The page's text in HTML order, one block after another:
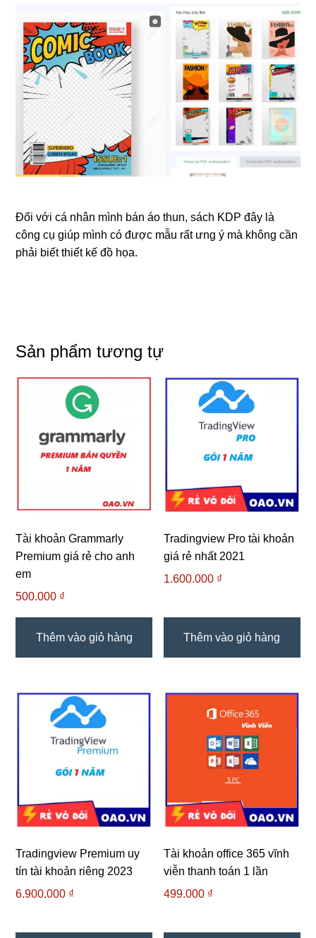
Đối với cá nhân mình bán áo thun, sách KDP đây là
công cụ giúp mình có được mẫu rất ưng ý mà không cần
phải biết thiết kế đồ họa.
Sản phẩm tương tự
Tài khoản Grammarly
Premium giá rẻ cho anh
em
500.000 ₫
Thêm vào giỏ hàng
Tradingview Pro tài khoản
giá rẻ nhất 2021
1.600.000 ₫
Thêm vào giỏ hàng
Tradingview Premium uy
tín tài khoản riêng 2023
6.900.000 ₫
Tài khoản office 365 vĩnh
viễn thanh toán 1 lần
499.000 ₫